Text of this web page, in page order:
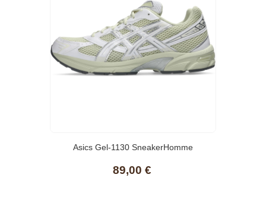
Asics Gel-1130 SneakerHomme
89,00 €